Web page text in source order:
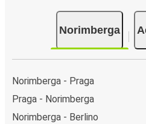
Norimberga
Norimberga - Praga
Praga - Norimberga
Norimberga - Berlino